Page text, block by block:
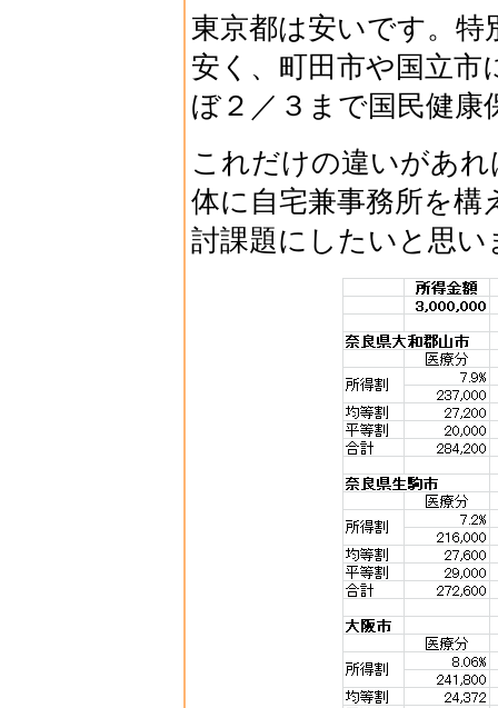
東京都は安いです。
安く、町田市や国立市
ぼ２／３まで国民健康
これだけの違いがあ
体に自宅兼事務所を構
討課題にしたいと思い